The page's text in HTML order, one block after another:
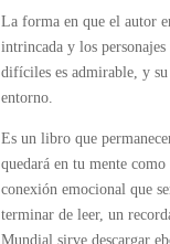
La forma en que el autor
intrincada y los
difíciles es admirable, y su
entorno.
Es un libro que
quedará en tu mente
conexión emocional que
terminar de leer, un
Mundial sirve descargar